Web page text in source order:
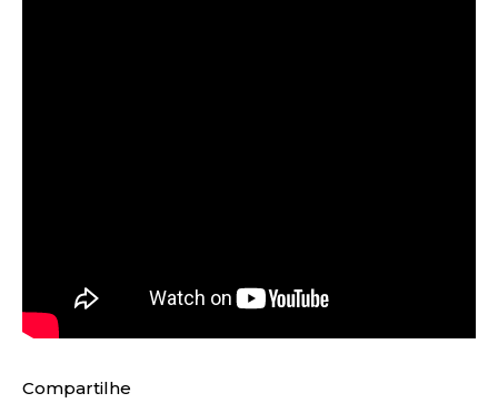
Compartilhe